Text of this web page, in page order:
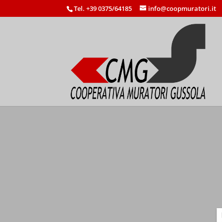
Tel. +39 0375/64185 info@coopmuratori.it